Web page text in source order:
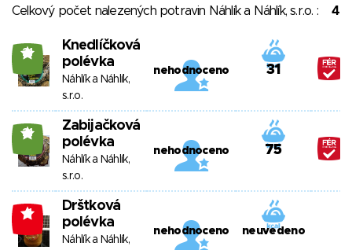
Celkový počet nalezených potravin Náhlík a Náhlík, s.r.o. : 4
21
Knedlíčková
polévka
Náhlík a Náhlík,
s.r.o.
nehodnoceno 31
21
Zabijačková
polévka
Náhlík a Náhlík,
s.r.o.
nehodnoceno 75
-1
Dršťková
polévka
Náhlík a Náhlík,
nehodnoceno neuvedeno